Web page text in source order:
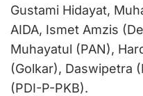
Gustami Hidayat,
AIDA, Ismet Amzis
Muhayatul (PAN),
(Golkar), Daswipetra
(PDI-P-PKB).